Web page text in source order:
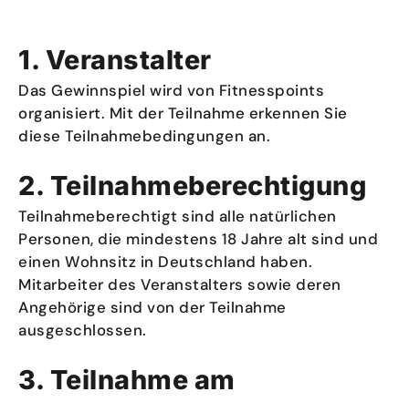
1. Veranstalter
Das Gewinnspiel wird von Fitnesspoints
organisiert. Mit der Teilnahme erkennen Sie
diese Teilnahmebedingungen an.
2. Teilnahmeberechtigung
Teilnahmeberechtigt sind alle natürlichen
Personen, die mindestens 18 Jahre alt sind und
einen Wohnsitz in Deutschland haben.
Mitarbeiter des Veranstalters sowie deren
Angehörige sind von der Teilnahme
ausgeschlossen.
3. Teilnahme am